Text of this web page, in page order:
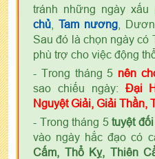
tránh những ngày
chủ
Tam nương ,
Sau đó là chọn ngày có
phù trợ cho việc động
- Trong tháng 5 nên
sao chiếu ngày: Đại
Nguyệt Giải, Giải Thần,
- Trong tháng 5 tuyệt
vào ngày hắc đạo có
Cấm, Thổ Kỵ, Thiên